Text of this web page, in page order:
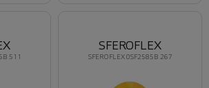
511 SFEROFLEX 0SF2585B 267
SFEROFLEX